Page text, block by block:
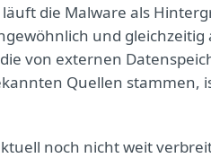
die Malware als
und gleichzeitig
von externen
Quellen stammen,
noch nicht weit